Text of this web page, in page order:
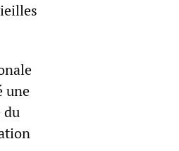
une
du